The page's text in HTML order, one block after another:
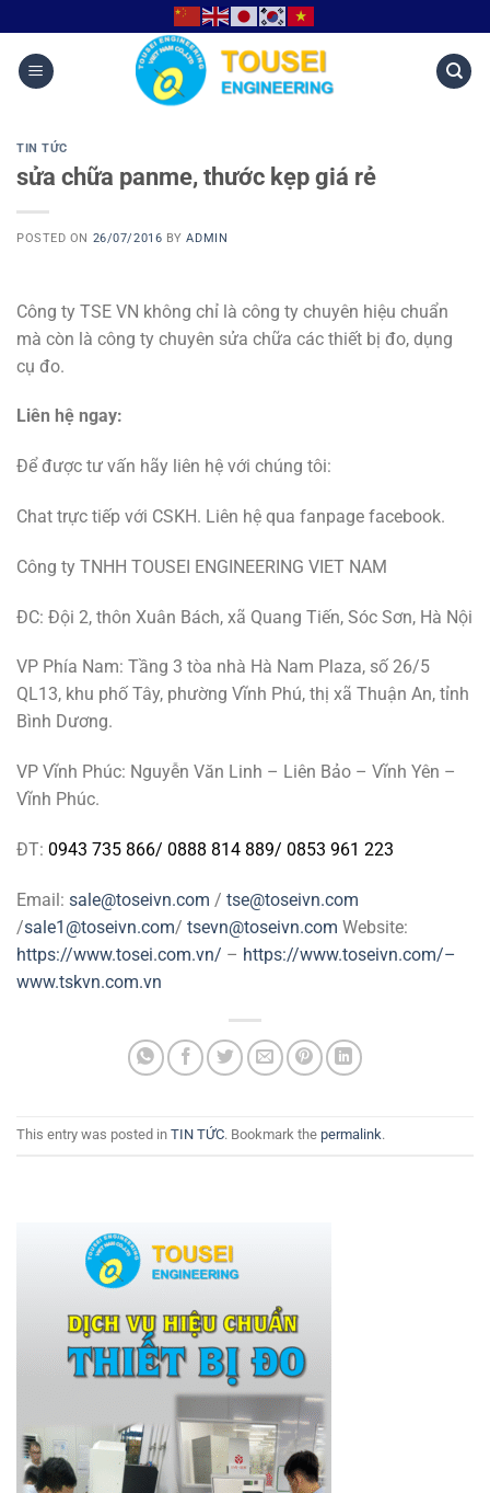
TIN TỨC
sửa chữa panme, thước kẹp giá rẻ
POSTED ON 26/07/2016 BYADMIN
Công ty TSE VN không chỉ là công ty chuyên hiệu chuẩn
mà còn là công ty chuyên sửa chữa các thiết bị đo, dụng
cụ đo.
Liên hệ ngay:
Để được tư vấn hãy liên hệ với chúng tôi:
Chat trực tiếp với CSKH. Liên hệ qua fanpage facebook.
Công ty TNHH TOUSEI ENGINEERING VIET NAM
ĐC: Đội 2, thôn Xuân Bách, xã Quang Tiến, Sóc Sơn, Hà Nội
VP Phía Nam: Tầng 3 tòa nhà Hà Nam Plaza, số 26/5
QL13, khu phố Tây, phường Vĩnh Phú, thị xã Thuận An, tỉnh
Bình Dương.
VP Vĩnh Phúc: Nguyễn Văn Linh – Liên Bảo – Vĩnh Yên –
Vĩnh Phúc.
ĐT: 0943 735 866/ 0888 814 889/ 0853 961 223
Email: sale@toseivn.com / tse@toseivn.com
/sale1@toseivn.com/ tsevn@toseivn.com Website:
https://www.tosei.com.vn/ – https://www.toseivn.com/–
www.tskvn.com.vn
This entry was posted in TIN TỨC. Bookmark the permalink.